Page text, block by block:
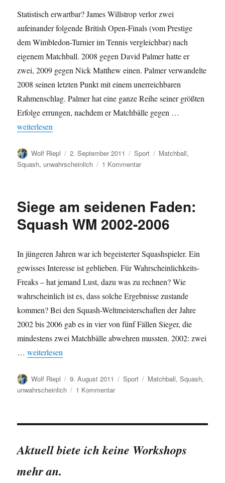
Statistisch erwartbar? James Willstrop verlor zwei
aufeinander folgende British Open-Finals (vom Prestige
dem Wimbledon-Turnier im Tennis vergleichbar) nach
eigenem Matchball. 2008 gegen David Palmer hatte er
zwei, 2009 gegen Nick Matthew einen. Palmer verwandelte
2008 seinen letzten Punkt mit einem unerreichbaren
Rahmenschlag. Palmer hat eine ganze Reihe seiner größten
Erfolge errungen, nachdem er Matchbälle gegen …
„Siege am seidenen Faden: Squash II“
weiterlesen
Autor
Wolf Riepl
Veröffentlicht
am
2. September 2011 Kategorien
Sport Schlagwörter
Matchball,
Squash, unwahrscheinlich 1 Kommentarzu
Faden:
II
Siege am seidenen Faden:
Squash WM 2002-2006
In jüngeren Jahren war ich begeisterter Squashspieler. Ein
gewisses Interesse ist geblieben. Für Wahrscheinlichkeits-
Freaks – hat jemand Lust, dazu was zu rechnen? Wie
wahrscheinlich ist es, dass solche Ergebnisse zustande
kommen? Bei den Squash-Weltmeisterschaften der Jahre
2002 bis 2006 gab es in vier von fünf Fällen Sieger, die
mindestens zwei Matchbälle abwehren mussten. 2002: zwei
…„Siege am seidenen Faden: Squash WM 2002-2006“
weiterlesen
Autor
Wolf Riepl
Veröffentlicht
am
9. August 2011 Kategorien
Sport Schlagwörter
Matchball,Squash,
unwahrscheinlich
1 Kommentarzu
seidenen
WM
Aktuell biete ich keine Workshops
mehr an.